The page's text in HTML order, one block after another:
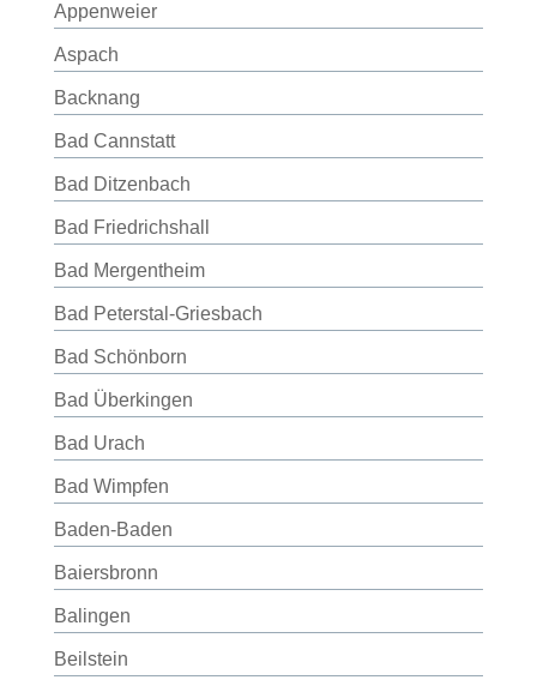
Appenweier
Aspach
Backnang
Bad Cannstatt
Bad Ditzenbach
Bad Friedrichshall
Bad Mergentheim
Bad Peterstal-Griesbach
Bad Schönborn
Bad Überkingen
Bad Urach
Bad Wimpfen
Baden-Baden
Baiersbronn
Balingen
Beilstein